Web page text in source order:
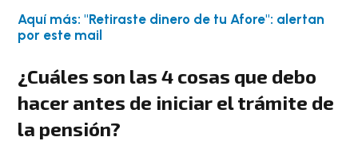
Aquí más: "Retiraste dinero de tu Afore": alertan
por este mail
¿Cuáles son las 4 cosas que debo
hacer antes de iniciar el trámite de
la pensión?